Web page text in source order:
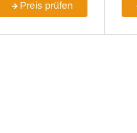
Preis prüfen